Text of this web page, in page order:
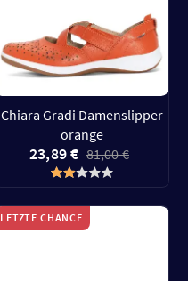
Chiara Gradi Damenslipper
orange
23,89 € 81,00 €
LETZTE CHANCE